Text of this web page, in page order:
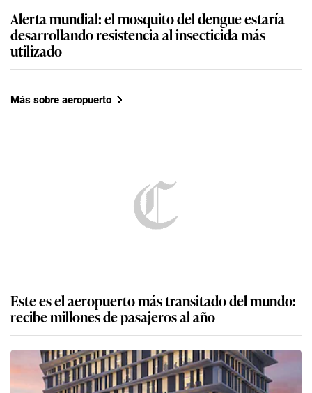
Alerta mundial: el mosquito del dengue estaría
desarrollando resistencia al insecticida más
utilizado
Más sobre aeropuerto
Este es el aeropuerto más transitado del mundo:
recibe millones de pasajeros al año